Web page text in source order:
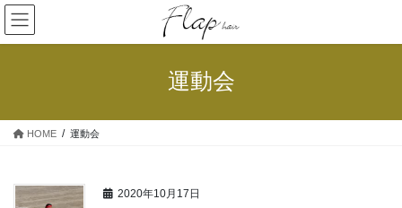
コ
ン
テ
ス
ナ
ビ
ゲ
ン
運動会
HOME 運動会
2020年10月17日